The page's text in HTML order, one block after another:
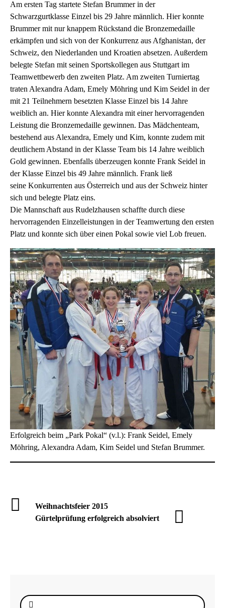
Am ersten Tag startete Stefan Brummer in der
Schwarzgurtklasse Einzel bis 29 Jahre männlich. Hier konnte
Brummer mit nur knappem Rückstand die Bronzemedaille
erkämpfen und sich von der Konkurrenz aus Afghanistan, der
Schweiz, den Niederlanden und Kroatien absetzen. Außerdem
belegte Stefan mit seinen Sportskollegen aus Stuttgart im
Teamwettbewerb den zweiten Platz. Am zweiten Turniertag
traten Alexandra Adam, Emely Möhring und Kim Seidel in der
mit 21 Teilnehmern besetzten Klasse Einzel bis 14 Jahre
weiblich an. Hier konnte Alexandra mit einer hervorragenden
Leistung die Bronzemedaille gewinnen. Das Mädchenteam,
bestehend aus Alexandra, Emely und Kim, konnte zudem mit
deutlichem Abstand in der Klasse Team bis 14 Jahre weiblich
Gold gewinnen. Ebenfalls überzeugen konnte Frank Seidel in
der Klasse Einzel bis 49 Jahre männlich. Frank ließ
seine Konkurrenten aus Österreich und aus der Schweiz hinter
sich und belegte Platz eins.
Die Mannschaft aus Rudelzhausen schaffte durch diese
hervorragenden Einzelleistungen in der Teamwertung den ersten
Platz und konnte sich über einen Pokal sowie viel Lob freuen.
Erfolgreich beim „Park Pokal“ (v.l.): Frank Seidel, Emely
Möhring, Alexandra Adam, Kim Seidel und Stefan Brummer.
Weihnachtsfeier 2015
Gürtelprüfung erfolgreich absolviert
Suche